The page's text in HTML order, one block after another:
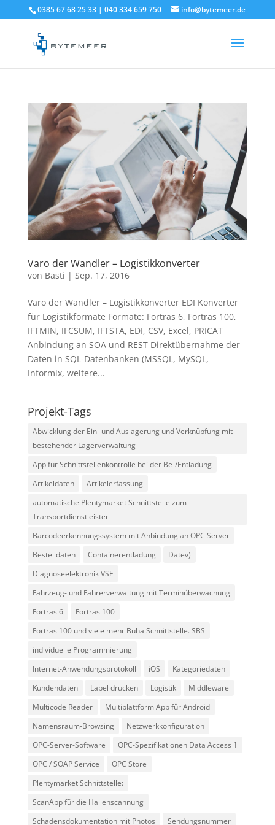
0385 67 68 25 33 | 040 334 659 750 info@bytemeer.de
Varo der Wandler – Logistikkonverter
von Basti | Sep. 17, 2016
Varo der Wandler – Logistikkonverter EDI Konverter
für Logistikformate Formate: Fortras 6, Fortras 100,
IFTMIN, IFCSUM, IFTSTA, EDI, CSV, Excel, PRICAT
Anbindung an SOA und REST Direktübernahme der
Daten in SQL-Datenbanken (MSSQL, MySQL,
Informix, weitere...
Projekt-Tags
Abwicklung der Ein- und Auslagerung und Verknüpfung mit
bestehender Lagerverwaltung
App für Schnittstellenkontrolle bei der Be-/Entladung
Artikeldaten
Artikelerfassung
automatische Plentymarket Schnittstelle zum
Transportdienstleister
Barcodeerkennungssystem mit Anbindung an OPC Server
Bestelldaten
Containerentladung
Datev)
Diagnoseelektronik VSE
Fahrzeug- und Fahrerverwaltung mit Terminüberwachung
Fortras 6
Fortras 100
Fortras 100 und viele mehr Buha Schnittstelle. SBS
individuelle Programmierung
Internet-Anwendungsprotokoll
iOS
Kategoriedaten
Kundendaten
Label drucken Logistik
Middleware
Multicode Reader
Multiplattform App für Android
Namensraum-Browsing
Netzwerkkonfiguration
OPC-Server-Software
OPC-Spezifikationen Data Access 1
OPC / SOAP Service
OPC Store
Plentymarket Schnittstelle:
ScanApp für die Hallenscannung
Schadensdokumentation mit Photos
Sendungsnummer